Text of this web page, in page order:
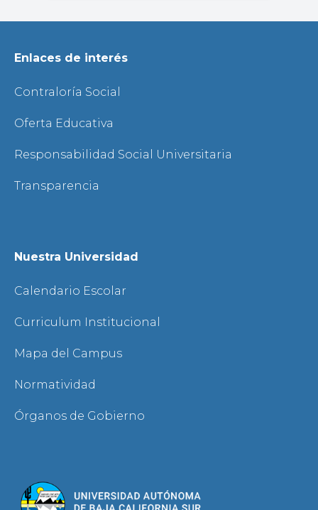
Enlaces de interés
Contraloría Social
Oferta Educativa
Responsabilidad Social Universitaria
Transparencia
Nuestra Universidad
Calendario Escolar
Curriculum Institucional
Mapa del Campus
Normatividad
Órganos de Gobierno